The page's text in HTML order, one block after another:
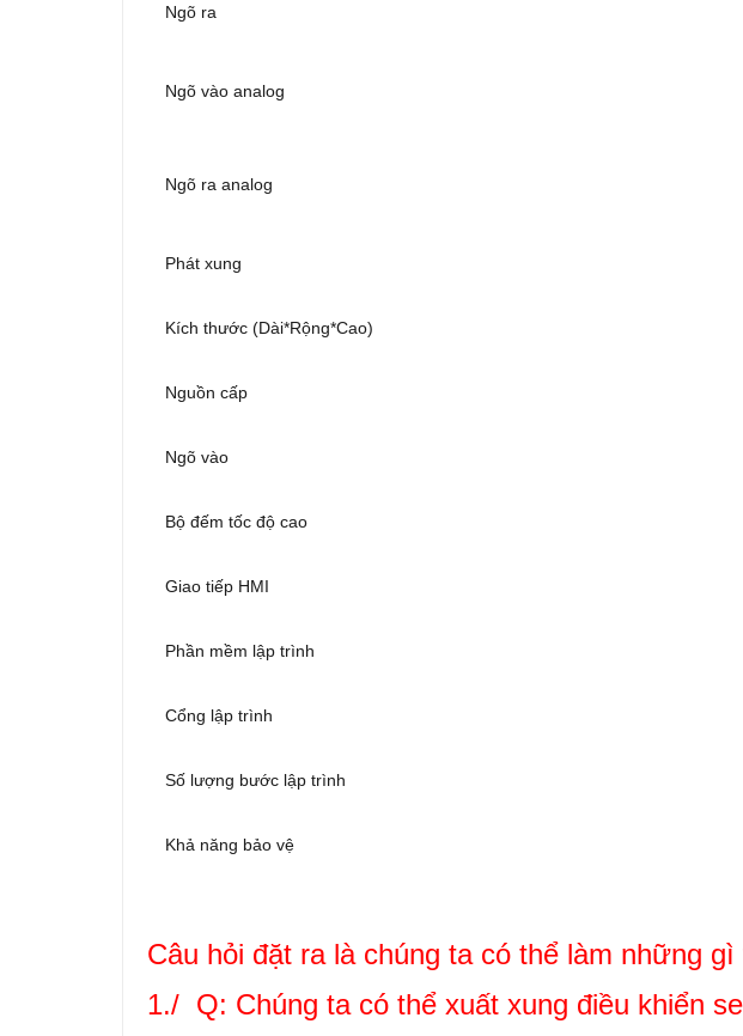
Ngõ ra
Ngõ vào analog
Ngõ ra analog
Phát xung
Kích thước (Dài*Rộng*Cao)
Nguồn cấp
Ngõ vào
Bộ đếm tốc độ cao
Giao tiếp HMI
Phần mềm lập trình
Cổng lập trình
Số lượng bước lập trình
Khả năng bảo vệ
Câu hỏi đặt ra là chúng ta có thể làm những
1./ Q: Chúng ta có thể xuất xung điều khiển